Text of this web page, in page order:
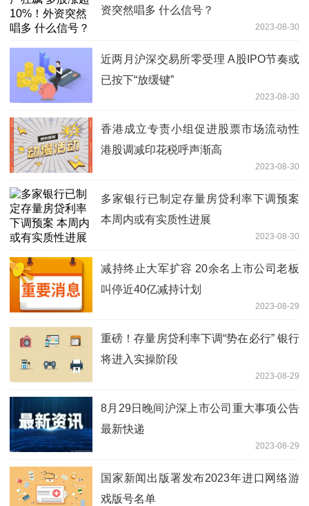
资突然唱多 什么信号？
2023-08-30
近两月沪深交易所零受理 A股IPO节奏或
已按下“放缓键”
2023-08-30
香港成立专责小组促进股票市场流动性
港股调减印花税呼声渐高
2023-08-30
多家银行已制定存量房贷利率下调预案
本周内或有实质性进展
2023-08-30
减持终止大军扩容 20余名上市公司老板
叫停近40亿减持计划
2023-08-29
重磅！存量房贷利率下调“势在必行” 银行
将进入实操阶段
2023-08-29
8月29日晚间沪深上市公司重大事项公告
最新快递
2023-08-29
国家新闻出版署发布2023年进口网络游
戏版号名单